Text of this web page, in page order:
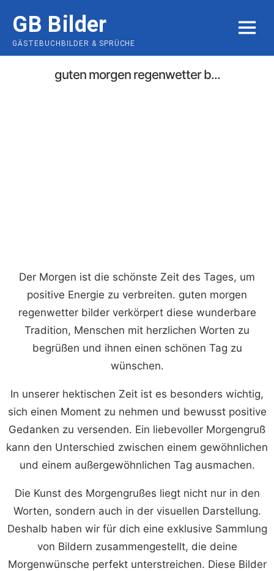
content
GB Bilder
GÄSTEBUCHBILDER & SPRÜCHE
MENU
guten morgen regenwetter b...
Der Morgen ist die schönste Zeit des Tages, um
positive Energie zu verbreiten. guten morgen
regenwetter bilder verkörpert diese wunderbare
Tradition, Menschen mit herzlichen Worten zu
begrüßen und ihnen einen schönen Tag zu
wünschen.
In unserer hektischen Zeit ist es besonders wichtig,
sich einen Moment zu nehmen und bewusst positive
Gedanken zu versenden. Ein liebevoller Morgengruß
kann den Unterschied zwischen einem gewöhnlichen
und einem außergewöhnlichen Tag ausmachen.
Die Kunst des Morgengrußes liegt nicht nur in den
Worten, sondern auch in der visuellen Darstellung.
Deshalb haben wir für dich eine exklusive Sammlung
von Bildern zusammengestellt, die deine
Morgenwünsche perfekt unterstreichen. Diese Bilder